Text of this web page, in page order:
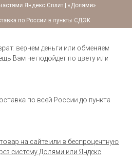
Яндекс.Сплит | «Долями»
по России в пункты СДЭК
вернем деньги или обменяем
Вам не подойдет по цвету или
по всей России до пункта
на сайте или в беспроцентную
систему Долями или Яндекс